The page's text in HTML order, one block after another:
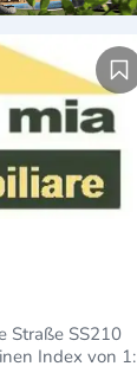
Straße SS210
Index von 1:
141